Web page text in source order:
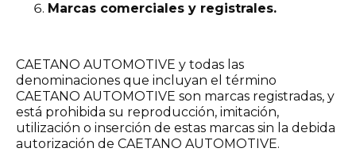
Marcas comerciales y registrales.
CAETANO AUTOMOTIVE y todas las
denominaciones que incluyan el término
CAETANO AUTOMOTIVE son marcas registradas, y
está prohibida su reproducción, imitación,
utilización o inserción de estas marcas sin la debida
autorización de CAETANO AUTOMOTIVE.